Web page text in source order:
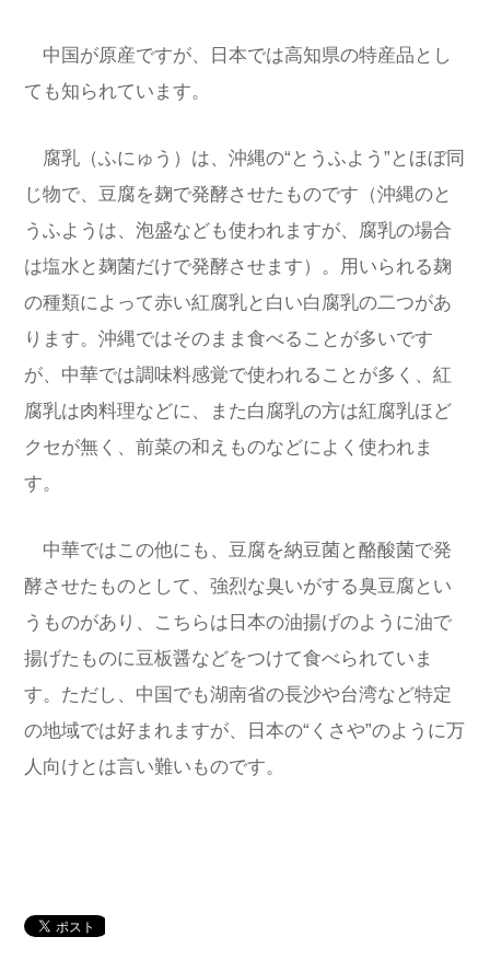
中国が原産ですが、日本では高知県の特産品とし
ても知られています。
腐乳（ふにゅう）は、沖縄の“とうふよう”とほぼ同
じ物で、豆腐を麹で発酵させたものです（沖縄のと
うふようは、泡盛なども使われますが、腐乳の場合
は塩水と麹菌だけで発酵させます）。用いられる麹
の種類によって赤い紅腐乳と白い白腐乳の二つがあ
ります。沖縄ではそのまま食べることが多いです
が、中華では調味料感覚で使われることが多く、紅
腐乳は肉料理などに、また白腐乳の方は紅腐乳ほど
クセが無く、前菜の和えものなどによく使われま
す。
中華ではこの他にも、豆腐を納豆菌と酪酸菌で発
酵させたものとして、強烈な臭いがする臭豆腐とい
うものがあり、こちらは日本の油揚げのように油で
揚げたものに豆板醤などをつけて食べられていま
す。ただし、中国でも湖南省の長沙や台湾など特定
の地域では好まれますが、日本の“くさや”のように万
人向けとは言い難いものです。